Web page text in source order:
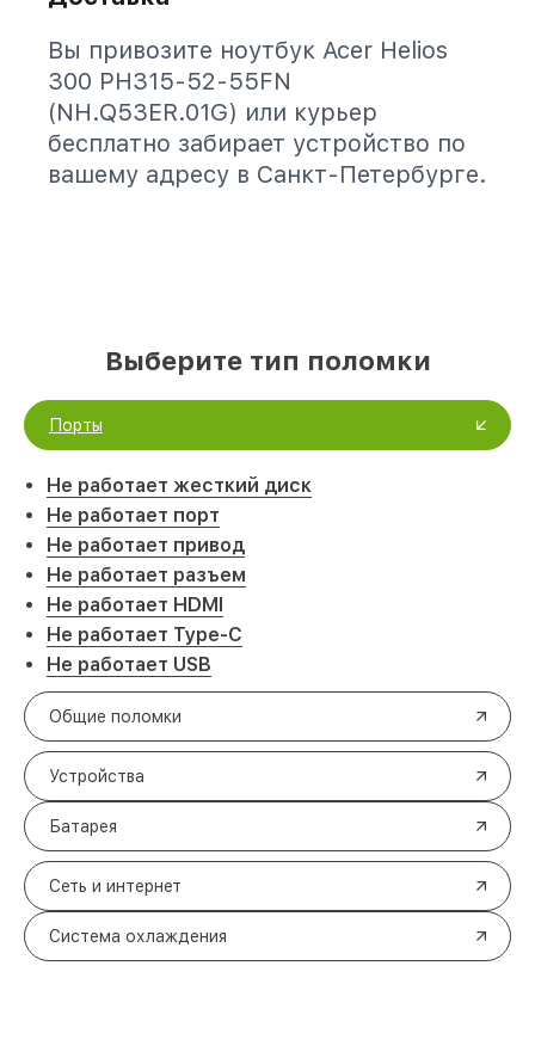
Вы привозите ноутбук Acer Helios
300 PH315-52-55FN
(NH.Q53ER.01G) или курьер
бесплатно забирает устройство по
вашему адресу в Санкт-Петербурге.
Выберите тип поломки
Порты
Не работает жесткий диск
Не работает порт
Не работает привод
Не работает разъем
Не работает HDMI
Не работает Type-C
Не работает USB
Общие поломки
Устройства
Батарея
Сеть и интернет
Система охлаждения